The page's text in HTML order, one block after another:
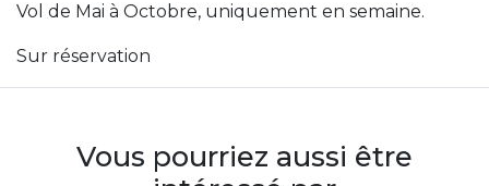
Vol de Mai à Octobre, uniquement en semaine.
Sur réservation
Vous pourriez aussi être